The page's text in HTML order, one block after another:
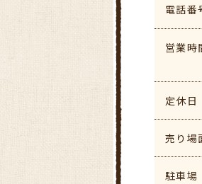
電話番
営業時
定休日
売り場
駐車場